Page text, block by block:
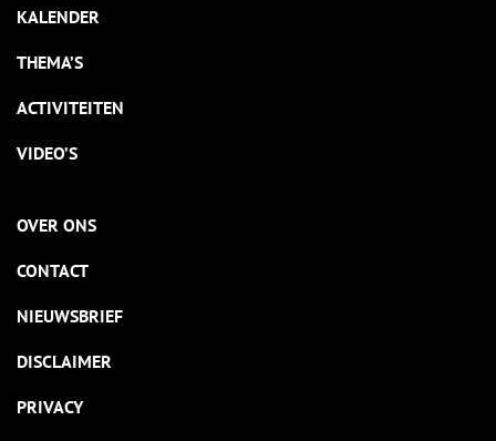
KALENDER
THEMA’S
ACTIVITEITEN
VIDEO’S
OVER ONS
CONTACT
NIEUWSBRIEF
DISCLAIMER
PRIVACY